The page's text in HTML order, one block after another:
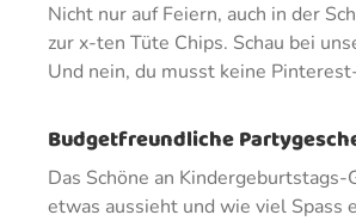
Nicht nur auf Feiern, auch in der
zur x-ten Tüte Chips. Schau bei
Und nein, du musst keine
Budgetfreundliche
Das Schöne an
etwas aussieht und wie viel Spass